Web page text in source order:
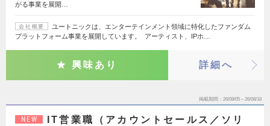
がる事業を展開…
会社概要
ユートニックは、エンターテインメント領域に特化したファンダム
プラットフォーム事業を展開しています。 アーティスト、IPホ…
興味あり 詳細へ
掲載期間 26/08/05～26/08/18
NEW
IT営業職（アカウントセールス／ソリ